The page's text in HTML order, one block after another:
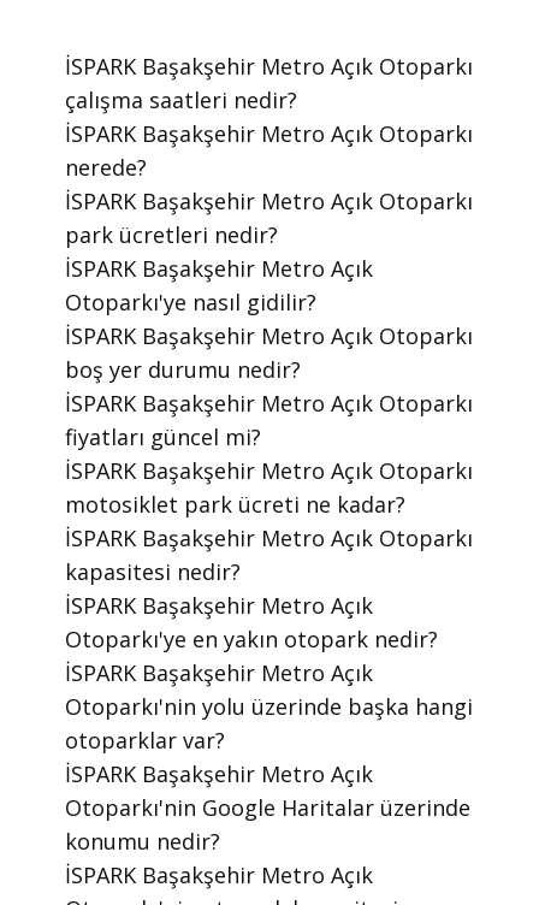
​İSPARK Başakşehir Metro Açık Otoparkı
çalışma saatleri nedir?
​İSPARK Başakşehir Metro Açık Otoparkı
nerede?
​İSPARK Başakşehir Metro Açık Otoparkı
park ücretleri nedir?
​İSPARK Başakşehir Metro Açık
Otoparkı'ye nasıl gidilir?
​İSPARK Başakşehir Metro Açık Otoparkı
boş yer durumu nedir?
​İSPARK Başakşehir Metro Açık Otoparkı
fiyatları güncel mi?
​İSPARK Başakşehir Metro Açık Otoparkı
motosiklet park ücreti ne kadar?
​İSPARK Başakşehir Metro Açık Otoparkı
kapasitesi nedir?
​İSPARK Başakşehir Metro Açık
Otoparkı'ye en yakın otopark nedir?
​İSPARK Başakşehir Metro Açık
Otoparkı'nin yolu üzerinde başka hangi
otoparklar var?
​İSPARK Başakşehir Metro Açık
Otoparkı'nin Google Haritalar üzerinde
konumu nedir?
​İSPARK Başakşehir Metro Açık